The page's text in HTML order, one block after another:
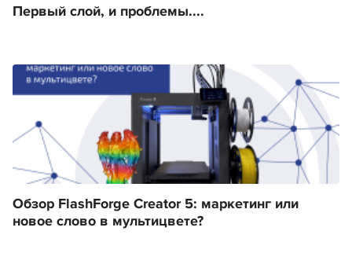
Первый слой, и проблемы....
Обзор FlashForge Creator 5: маркетинг или
новое слово в мультицвете?